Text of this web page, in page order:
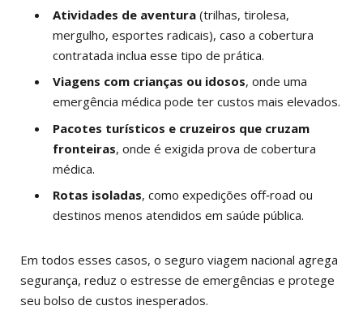
Atividades de aventura (trilhas, tirolesa,
mergulho, esportes radicais), caso a cobertura
contratada inclua esse tipo de prática.
Viagens com crianças ou idosos, onde uma
emergência médica pode ter custos mais elevados.
Pacotes turísticos e cruzeiros que cruzam
fronteiras, onde é exigida prova de cobertura
médica.
Rotas isoladas, como expedições off‑road ou
destinos menos atendidos em saúde pública.
Em todos esses casos, o seguro viagem nacional agrega
segurança, reduz o estresse de emergências e protege
seu bolso de custos inesperados.